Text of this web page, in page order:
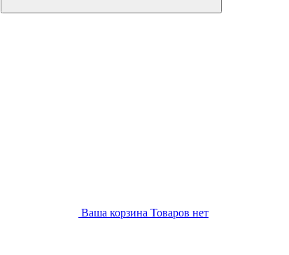
Ваша корзина Товаров нет